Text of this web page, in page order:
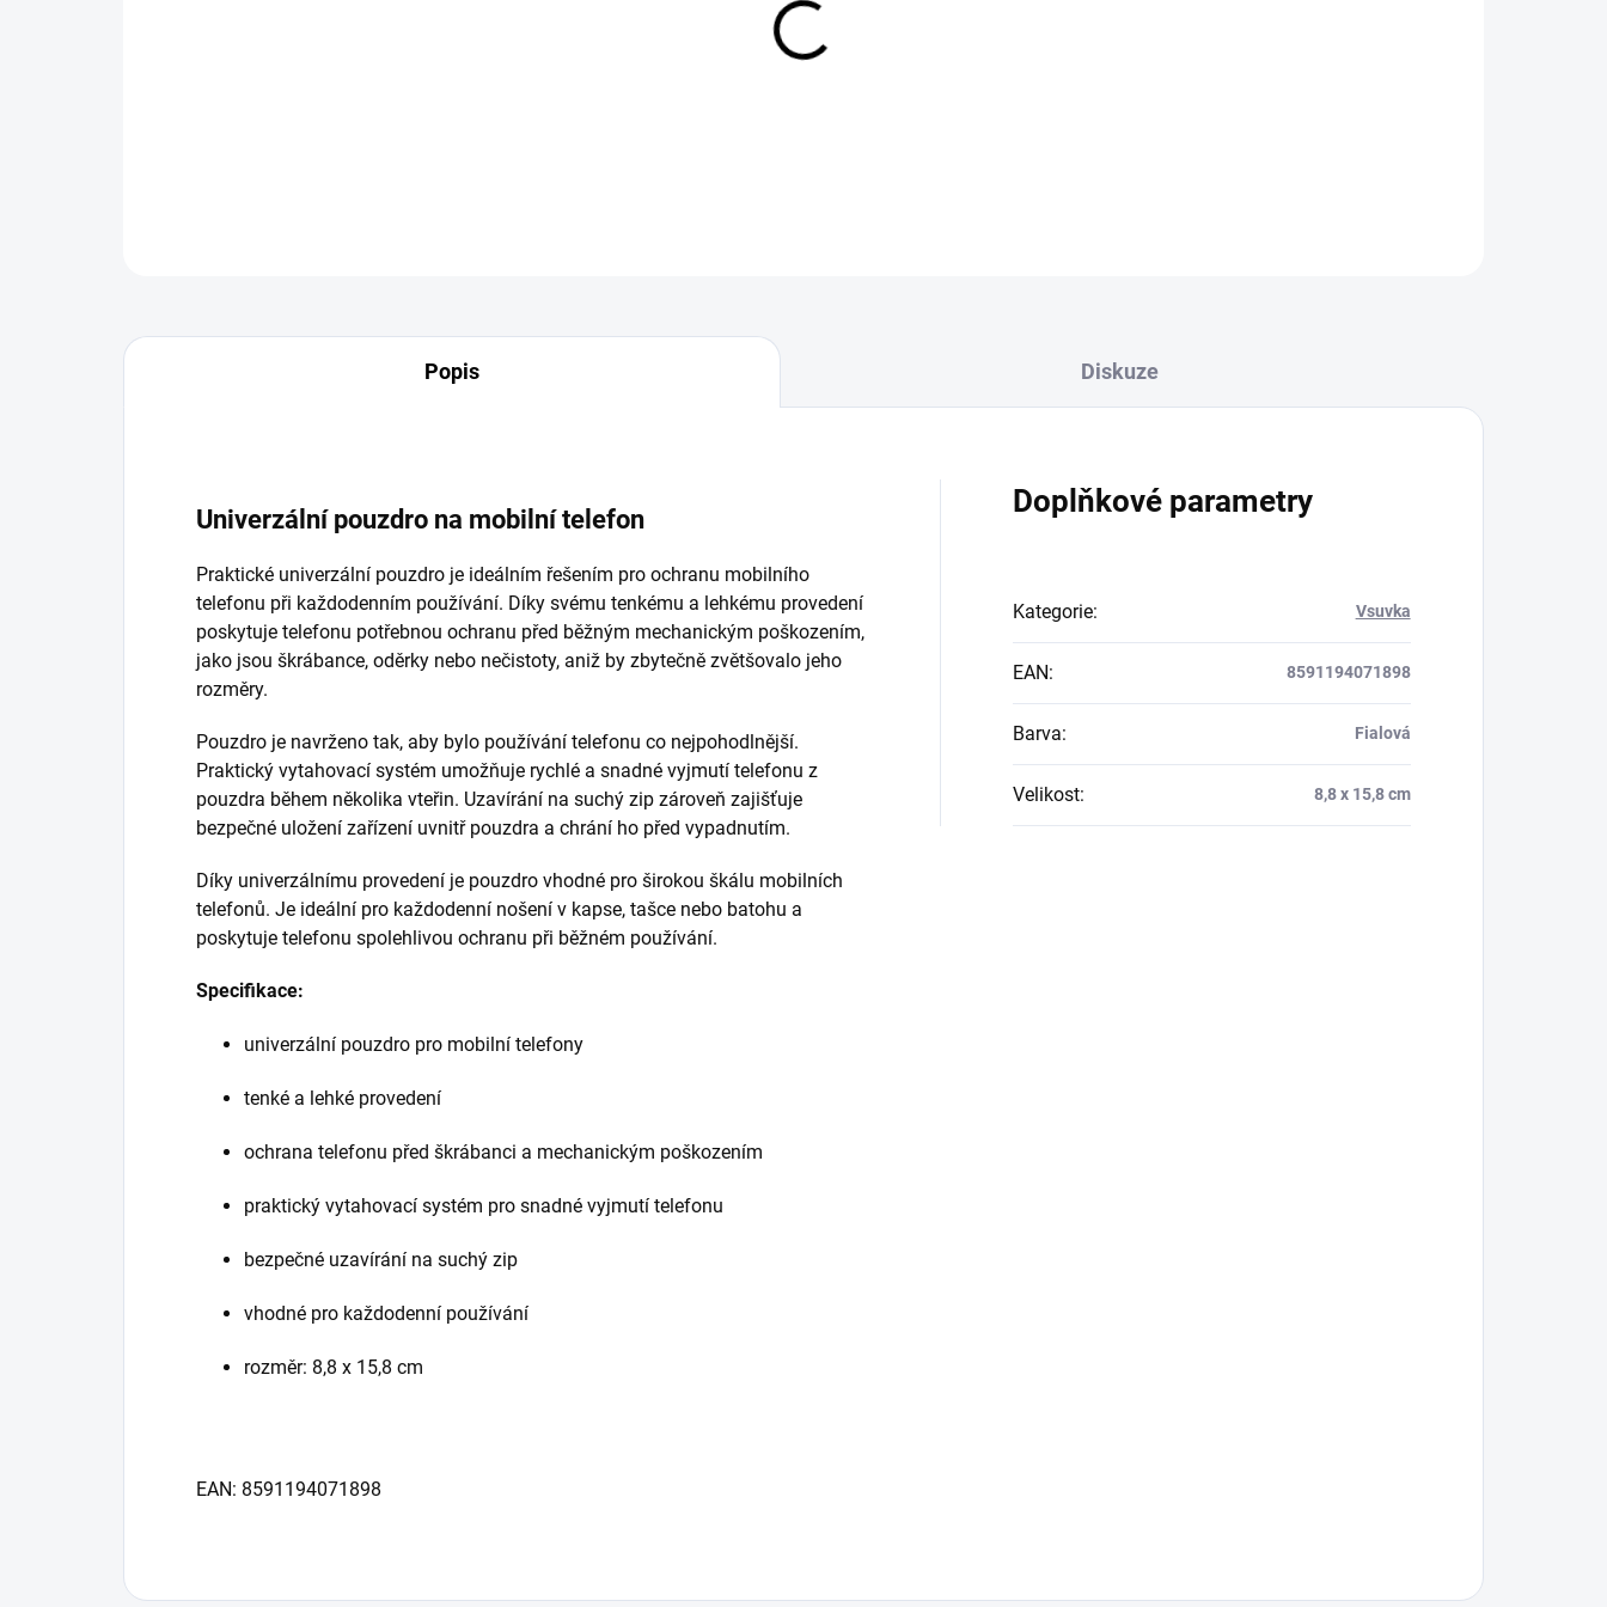
Popis Diskuze
Univerzální pouzdro na mobilní telefon
Praktické univerzální pouzdro je ideálním řešením pro ochranu mobilního
telefonu při každodenním používání. Díky svému tenkému a lehkému provedení
poskytuje telefonu potřebnou ochranu před běžným mechanickým poškozením,
jako jsou škrábance, oděrky nebo nečistoty, aniž by zbytečně zvětšovalo jeho
rozměry.
Pouzdro je navrženo tak, aby bylo používání telefonu co nejpohodlnější.
Praktický vytahovací systém umožňuje rychlé a snadné vyjmutí telefonu z
pouzdra během několika vteřin. Uzavírání na suchý zip zároveň zajišťuje
bezpečné uložení zařízení uvnitř pouzdra a chrání ho před vypadnutím.
Díky univerzálnímu provedení je pouzdro vhodné pro širokou škálu mobilních
telefonů. Je ideální pro každodenní nošení v kapse, tašce nebo batohu a
poskytuje telefonu spolehlivou ochranu při běžném používání.
Specifikace:
univerzální pouzdro pro mobilní telefony
tenké a lehké provedení
ochrana telefonu před škrábanci a mechanickým poškozením
praktický vytahovací systém pro snadné vyjmutí telefonu
bezpečné uzavírání na suchý zip
vhodné pro každodenní používání
rozměr: 8,8 x 15,8 cm
EAN: 8591194071898
Doplňkové parametry
Kategorie: Vsuvka
EAN: 8591194071898
Barva: Fialová
Velikost: 8,8 x 15,8 cm